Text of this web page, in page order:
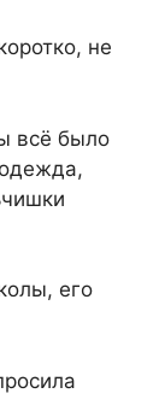
не
всё было
его